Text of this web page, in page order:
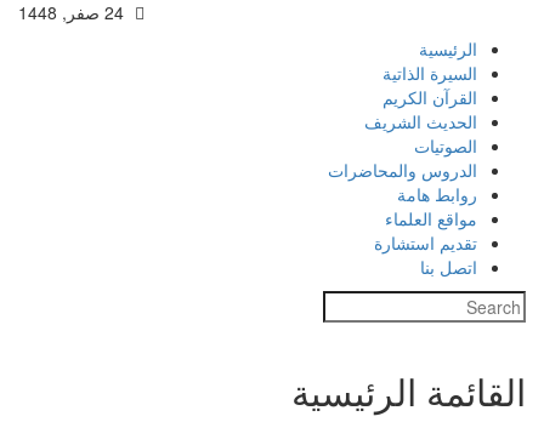
الرئيسية
السيرة الذاتية
القرآن الكريم
الحديث الشريف
الصوتيات
الدروس والمحاضرات
روابط هامة
مواقع العلماء
تقديم استشارة
اتصل بنا
القائمة الرئيسية